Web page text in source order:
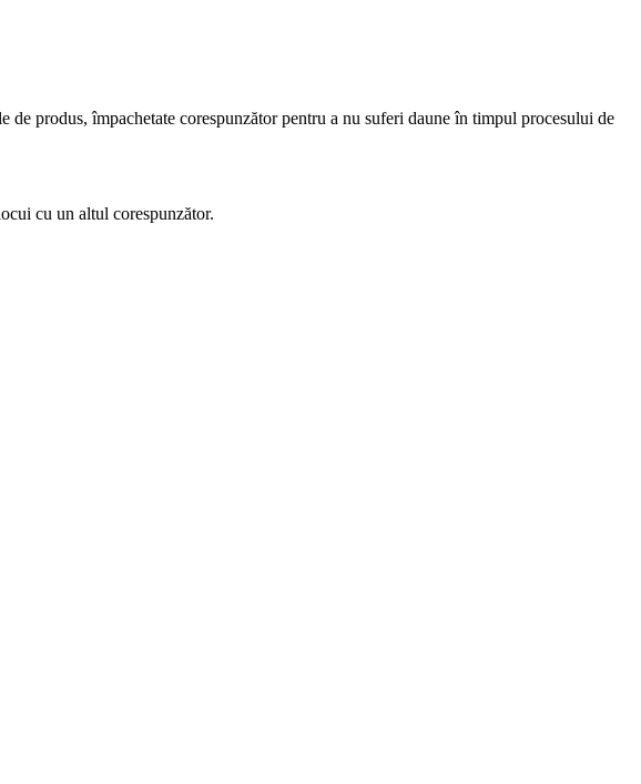
produs, împachetate corespunzător pentru a nu suferi daune în timpul procesului de
cu un altul corespunzător.